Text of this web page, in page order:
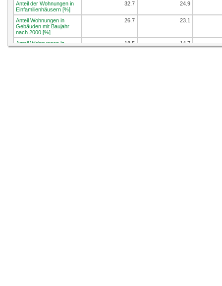
Anteil der Wohnungen in
Einfamilienhäusern [%]
32.7 24.9
Anteil Wohnungen in
Gebäuden mit Baujahr
nach 2000 [%]
26.7 23.1
Anteil Wohnungen in
Gebäuden mit Baujahr
18.5 14.7